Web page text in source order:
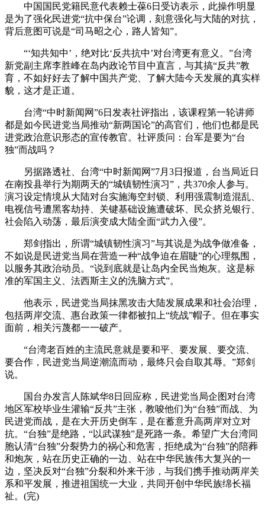
中国国民党籍民意代表赖士葆6日受访表示，此操作明显
是为了强化民进党“抗中保台”论调，刻意强化与大陆的对抗，
背后意图可说是“司马昭之心，路人皆知”。
“‘知共知中’，绝对比‘反共抗中’对台湾更有意义。”台湾
新党副主席李胜峰在岛内政论节目中直言，与其搞“反共”教
育，不如好好去了解中国共产党、了解大陆今天发展的真实样
貌，这才是正道。
台湾“中时新闻网”6日发表社评指出，该课程第一轮讲师
都是如今民进党当局推动“新两国论”的高官们，他们也都是民
进党政治意识形态的宣传教官。社评质问：台军是要为“台
独”而战吗？
另据路透社、台湾“中时新闻网”7月3日报道，台当局近日
在南投县举行为期两天的“城镇韧性演习”，共370余人参与。
演习设定情境从大陆对台实施海空封锁、利用强震制造混乱、
电视信号遭黑客劫持、关键基础设施遭破坏、民众挤兑银行、
社会陷入动荡，最后演变成大陆全面“武力入侵”。
郑剑指出，所谓“城镇韧性演习”与其说是为战争做准备，
不如说是民进党当局在营造一种“战争迫在眉睫”的心理氛围，
以服务其政治动员。“说到底就是让岛内全民当炮灰。这是标
准的军国主义、法西斯主义的洗脑方式”。
他表示，民进党当局抹黑攻击大陆发展成果和社会治理，
包括两岸交流、惠台政策一律都被扣上“统战”帽子。但在事实
面前，相关污蔑都一一破产。
“台湾老百姓的主流民意就是要和平、要发展、要交流、
要合作，民进党当局逆潮流而动，最终只会自取其辱。”郑剑
说。
国台办发言人陈斌华8日回应称，民进党当局企图对台湾
地区军校毕业生灌输“反共”主张，教唆他们为“台独”而战、为
民进党而战，是在大开历史倒车，是在蓄意升高两岸对立对
抗。“台独”是绝路，“以武谋独”是死路一条。希望广大台湾同
胞认清“台独”分裂势力的祸心和危害，拒绝成为“台独”的陪葬
和炮灰，站在历史正确的一边、站在中华民族伟大复兴的一
边，坚决反对“台独”分裂和外来干涉，与我们携手推动两岸关
系和平发展，推进祖国统一大业，共同开创中华民族绵长福
祉。(完)